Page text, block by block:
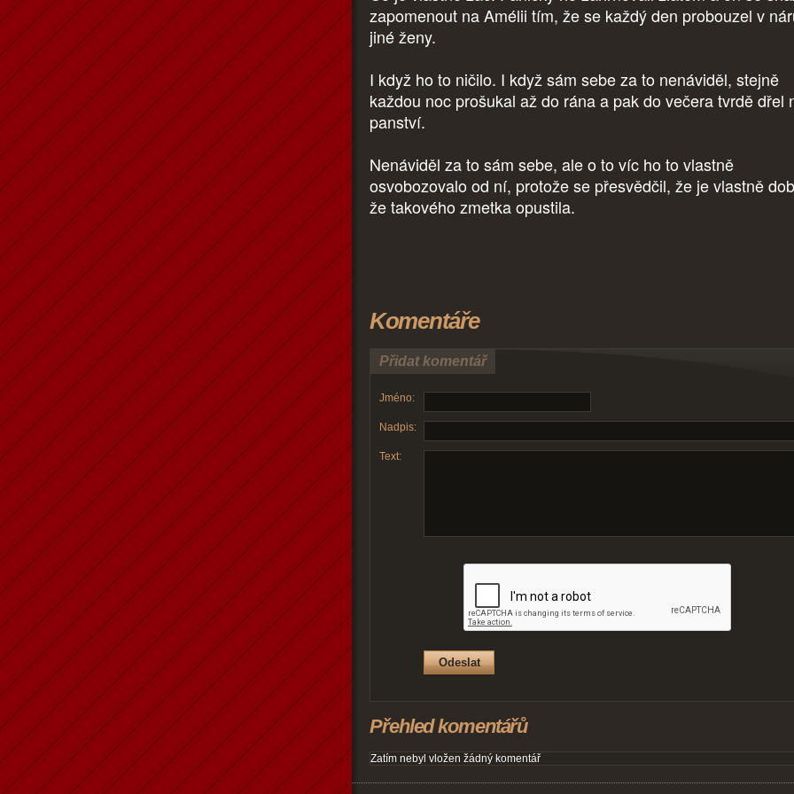
zapomenout na Amélii tím, že se každý den probouzel v
jiné ženy.
I když ho to ničilo. I když sám sebe za to nenáviděl, stejně
každou noc prošukal až do rána a pak do večera tvrdě dřel
panství.
Nenáviděl za to sám sebe, ale o to víc ho to vlastně
osvobozovalo od ní, protože se přesvědčil, že je vlastně
že takového zmetka opustila.
Komentáře
Přidat komentář
Jméno:
Nadpis:
Text:
Přehled komentářů
Zatím nebyl vložen žádný komentář